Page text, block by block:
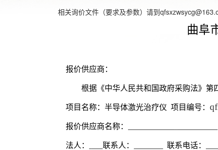
相关询价文件（要求及参数）请到
曲阜
报价供应商：
根据《中华人民共和国政府采购法》第
项目名称：半导体激光治疗仪 项目编号 ：
报价供应商名称：
法人： 联系人： 联系电话：